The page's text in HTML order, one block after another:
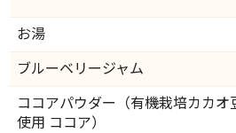
お湯
ブルーベリージャム
ココアパウダー（有機栽培カカオ
使用 ココア）